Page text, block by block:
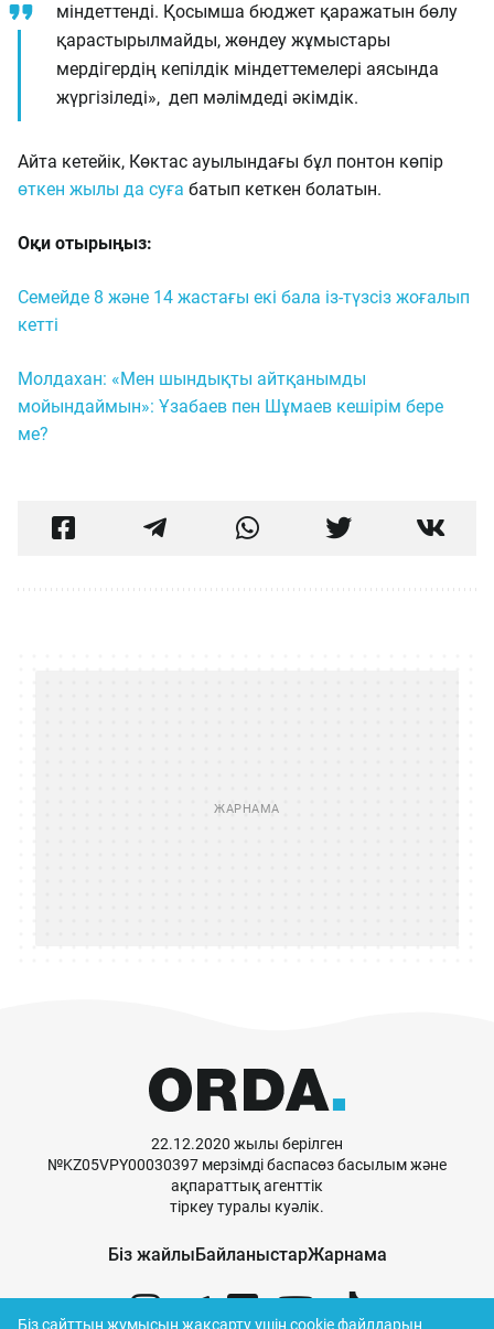
міндеттенді. Қосымша бюджет қаражатын бөлу
қарастырылмайды, жөндеу жұмыстары
мердігердің кепілдік міндеттемелері аясында
жүргізіледі», деп мәлімдеді әкімдік.
Айта кетейік, Көктас ауылындағы бұл понтон көпір
өткен жылы да суға батып кеткен болатын.
Оқи отырыңыз:
Семейде 8 және 14 жастағы екі бала із-түзсіз жоғалып
кетті
Молдахан: «Мен шындықты айтқанымды
мойындаймын»: Ұзабаев пен Шұмаев кешірім бере
ме?
22.12.2020 жылы берілген
№KZ05VPY00030397 мерзімді баспасөз басылым және
ақпараттық агенттік
тіркеу туралы куәлік.
Біз жайлыБайланыстарЖарнама
Біз сайттың жұмысын жақсарту үшін cookie файлдарын